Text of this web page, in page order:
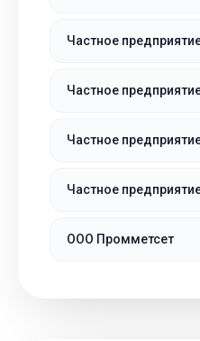
Частное
Частное
Частное
Частное
ООО Промметсет